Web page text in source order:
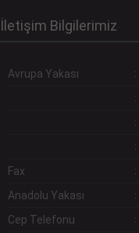
İletişim Bilgilerimiz
Avrupa Yakası :
:
:
:
Fax :
Anadolu Yakası :
Cep Telefonu :
Devamını Gör